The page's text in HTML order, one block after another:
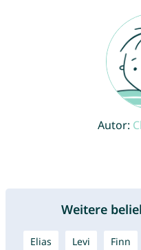
Autor:
Weitere
Elias Levi Finn